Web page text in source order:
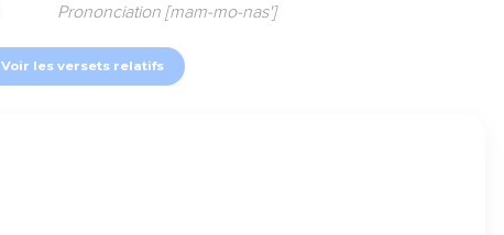
Prononciation [mam-mo-nas']
Voir les versets relatifs